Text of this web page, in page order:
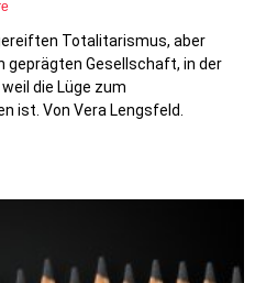
Totalitarismus, aber
geprägten Gesellschaft, in der
die Lüge zum
ist. Von Vera Lengsfeld.